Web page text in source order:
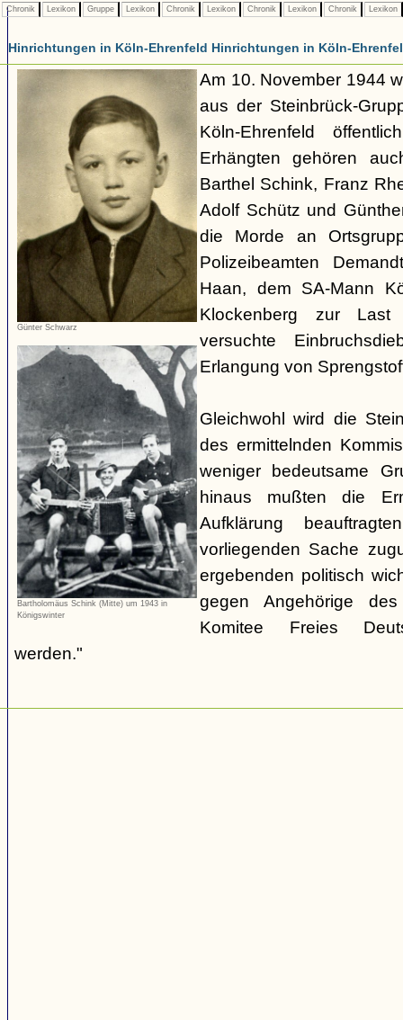
Chronik Lexikon Gruppe Lexikon Chronik Lexikon Chronik Lexikon Chronik Lexikon
Hinrichtungen in Köln-Ehrenfeld Hinrichtungen in Köln-
Günter Schwarz
Bartholomäus Schink (Mitte) um 1943 in
Königswinter
Am 10. November 1944
aus der Steinbrück-
Köln-Ehrenfeld
Erhängten gehören
Barthel Schink, Franz
Adolf Schütz und
die Morde an
Polizeibeamten
Haan, dem SA-Mann
Klockenberg zur
versuchte
Erlangung von
Gleichwohl wird die
des ermittelnden
weniger bedeutsame
hinaus mußten die
Aufklärung
vorliegenden Sache
ergebenden politisch
gegen Angehörige
Komitee Freies
werden."